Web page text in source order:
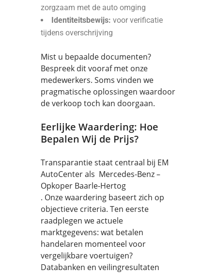
zorgzaam met de auto omging
Identiteitsbewijs: voor verificatie
tijdens overschrijving
Mist u bepaalde documenten?
Bespreek dit vooraf met onze
medewerkers. Soms vinden we
pragmatische oplossingen waardoor
de verkoop toch kan doorgaan.
Eerlijke Waardering: Hoe
Bepalen Wij de Prijs?
Transparantie staat centraal bij EM
AutoCenter als Mercedes-Benz –
Opkoper Baarle-Hertog
. Onze waardering baseert zich op
objectieve criteria. Ten eerste
raadplegen we actuele
marktgegevens: wat betalen
handelaren momenteel voor
vergelijkbare voertuigen?
Databanken en veilingresultaten